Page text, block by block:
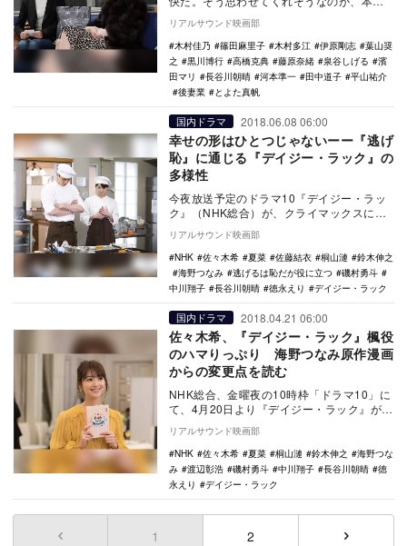
から放送開始の『後妻業』（カンテレ・フ
ジテレビ系）で…
リアルサウンド映画部
木村佳乃
篠田麻里子 木村多江 伊原剛志
葉山奨
之
黒川博行 高橋克典 藤原奈緒 泉谷しげる
濱
田マリ
長谷川朝晴 河本準一 田中道子
平山祐介
後妻業
とよた真帆
国内ドラマ 2018.06.08 06:00
幸せの形はひとつじゃないーー『逃げ
恥』に通じる『デイジー・ラック』の
多様性
今夜放送予定のドラマ10『デイジー・ラッ
ク』（NHK総合）が、クライマックスに向
かって加速している。小学校時代の仲良し
女子4人組…
リアルサウンド映画部
NHK
佐々木希 夏菜 佐藤結衣 桐山漣
鈴木伸之
海野つなみ
逃げるは恥だが役に立つ
磯村勇斗
中川翔子
長谷川朝晴 徳永えり デイジー・ラック
国内ドラマ 2018.04.21 06:00
佐々木希、『デイジー・ラック』楓役
のハマりっぷり 海野つなみ原作漫画
からの変更点を読む
NHK総合、金曜夜の10時枠「ドラマ10」に
て、4月20日より『デイジー・ラック』がス
タートした。このドラマは、『逃げるは恥
だが…
リアルサウンド映画部
NHK
佐々木希 夏菜 桐山漣 鈴木伸之
海野つな
み
渡辺彰浩 磯村勇斗 中川翔子 長谷川朝晴
徳
永えり
デイジー・ラック
1 2